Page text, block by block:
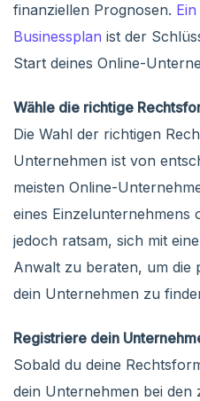
finanziellen Prognosen.
Businessplan ist der
Start deines Online-
Wähle die richtige
Die Wahl der richtigen
Unternehmen ist von
meisten Online-
eines Einzelunternehmens
jedoch ratsam, sich mit
Anwalt zu beraten, um die
dein Unternehmen zu
Registriere dein
Sobald du deine
dein Unternehmen bei den